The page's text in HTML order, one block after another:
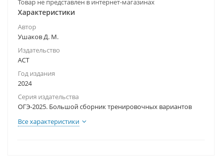
Товар не представлен в интернет-магазинах
Характеристики
Автор
Ушаков Д. М.
Издательство
АСТ
Год издания
2024
Серия издательства
ОГЭ-2025. Большой сборник тренировочных вариантов
Все характеристики